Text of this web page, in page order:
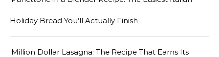
Holiday Bread You’ll Actually Finish
Million Dollar Lasagna: The Recipe That Earns Its